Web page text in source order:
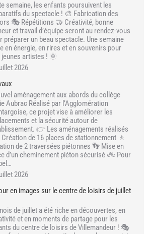
semaine, les enfants poursuivent les
du spectacle ! 🎨 Fabrication des
🎭 Répétitions 🤝 Créativité, bonne
et travail d’équipe seront au rendez-vous
préparer un beau spectacle. Une semaine
en énergie, en rires et en souvenirs pour
jeunes artistes ! 🌞
2026
aménagement aux abords du collège
Aubrac Réalisé par l’Agglomération
ce projet vise à améliorer les
et la sécurité autour de
👉 Les aménagements réalisés
de 16 places de stationnement 🚶
de 2 traversées piétonnes 👣 Mise en
d’un cheminement piéton sécurisé 🚲 Pour
2026
en images sur le centre de loisirs de juillet
de juillet a été riche en découvertes, en
et en moments de partage pour les
du centre de loisirs de Villemandeur ! 🎭